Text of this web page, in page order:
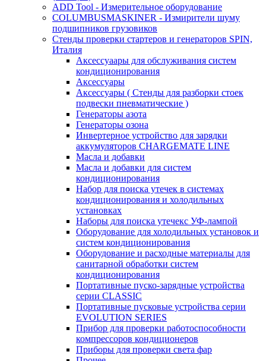
ADD Tool - Измерительное оборудование
COLUMBUSMASKINER - Измирители шуму
подшипников грузовиков
Стенды проверки стартеров и генераторов SPIN,
Италия
Аксессуаары для обслуживания систем
кондиционирования
Аксессуары
Аксессуары ( Стенды для разборки стоек
подвески пневматические )
Генераторы азота
Генераторы озона
Инвертерное устройство для зарядки
аккумуляторов CHARGEMATE LINE
Масла и добавки
Масла и добавки для систем
кондиционирования
Набор для поиска утечек в системах
кондиционирования и холодильных
установках
Наборы для поиска утечекс УФ-лампой
Оборудование для холодильных установок и
систем кондиционирования
Оборудование и расходные материалы для
санитарной обработки систем
кондиционирования
Портативные пуско-зарядные устройства
серии CLASSIC
Портативные пусковые устройства серии
EVOLUTION SERIES
Прибор для проверки работоспособности
компрессоров кондиционеров
Приборы для проверки света фар